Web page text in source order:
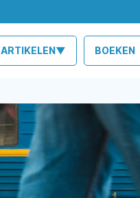
ARTIKELEN▼ BOEKEN